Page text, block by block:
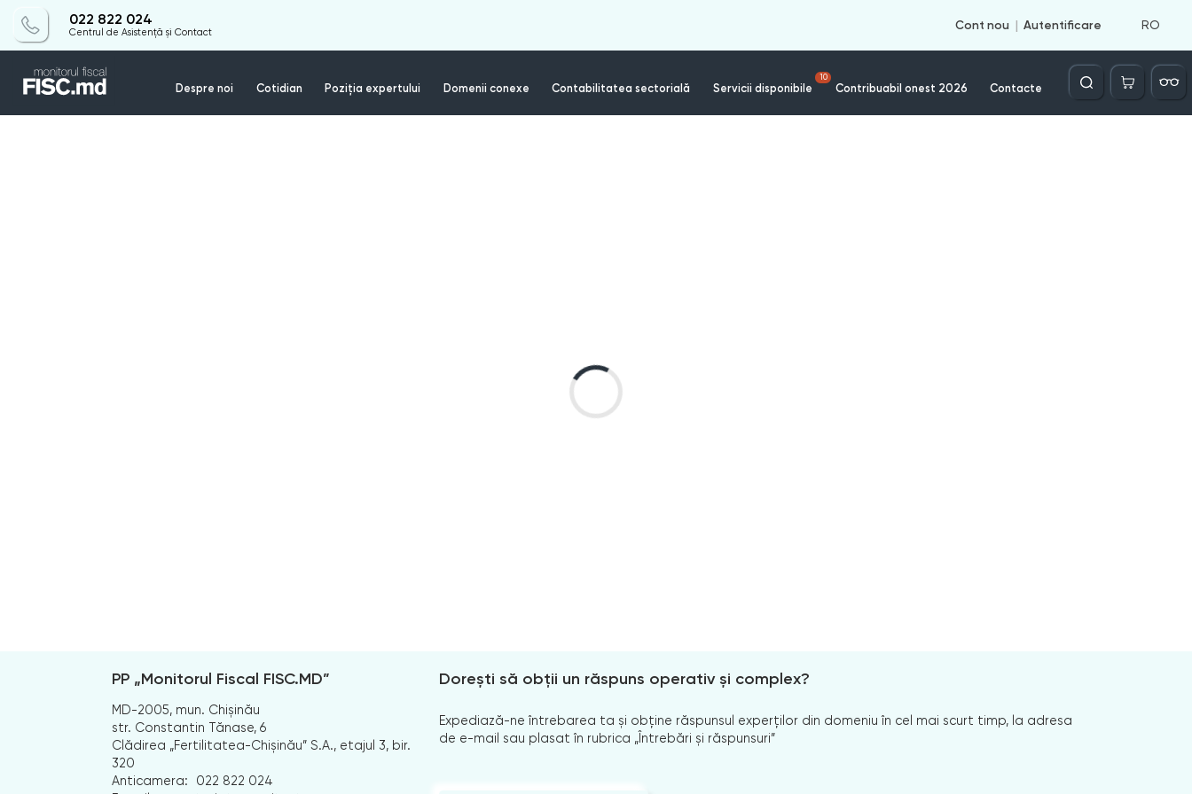
022 822 024
Centrul de Asistență și Contact
Cont nou Autentificare RO
Despre noi Cotidian Poziția expertului Domenii conexe Contabilitatea sectorială Servicii disponibile
10
Contribuabil onest 2026 Contacte
Căutare
PP „Monitorul Fiscal FISC.MD”
MD-2005, mun. Chișinău
str. Constantin Tănase, 6
Clădirea „Fertilitatea-Chișinău” S.A., etajul 3, bir.
320
Anticamera:
022 822 024
Dorești să obții un răspuns operativ și complex?
Expediază-ne întrebarea ta și obține răspunsul experților din domeniu în cel mai scurt timp, la adresa
de e-mail sau plasat în rubrica „Întrebări și răspunsuri”